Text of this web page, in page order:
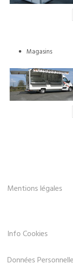
Magasins
Mentions légales
Info Cookies
Données